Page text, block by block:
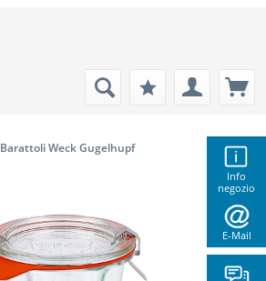
Info
negozio
E-Mail
Barattoli Weck Gugelhupf